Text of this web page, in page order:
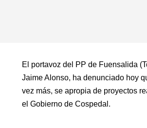
El portavoz del PP de Fuensalida
Jaime Alonso, ha denunciado hoy
vez más, se apropia de proyectos
el Gobierno de Cospedal.